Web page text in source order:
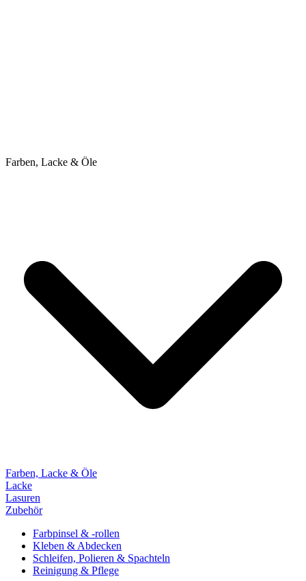
Farben, Lacke & Öle
Farben, Lacke & Öle
Lacke
Lasuren
Zubehör
Farbpinsel & -rollen
Kleben & Abdecken
Schleifen, Polieren & Spachteln
Reinigung & Pflege